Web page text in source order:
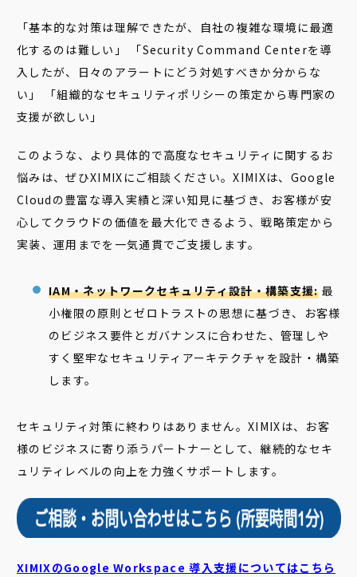
「基本的な対策は理解できたが、自社の複雑な環境に最適
化するのは難しい」 「Security Command Centerを導
入したが、日々のアラートにどう対処すべきか分からな
い」 「組織的なセキュリティポリシーの策定から専門家の
支援が欲しい」
このような、より具体的で高度なセキュリティに関するお
悩みは、ぜひXIMIXにご相談ください。XIMIXは、Google
Cloudの豊富な導入実績と深い知見に基づき、お客様が安
心してクラウドの価値を最大化できるよう、戦略策定から
実装、運用までを一気通貫でご支援します。
IAM・ネットワークセキュリティ設計・構築支援:最
小権限の原則とゼロトラストの思想に基づき、お客様
のビジネス要件とガバナンスに合わせた、管理しや
すく堅牢なセキュリティアーキテクチャを設計・構築
します。
セキュリティ対策に終わりはありません。XIMIXは、お客
様のビジネスに寄り添うパートナーとして、継続的なセキ
ュリティレベルの向上を力強くサポートします。
XIMIXのGoogle Workspace 導入支援についてはこちら